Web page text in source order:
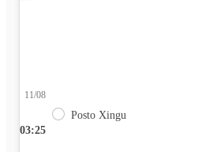
03:25
11/08
Posto Xingu